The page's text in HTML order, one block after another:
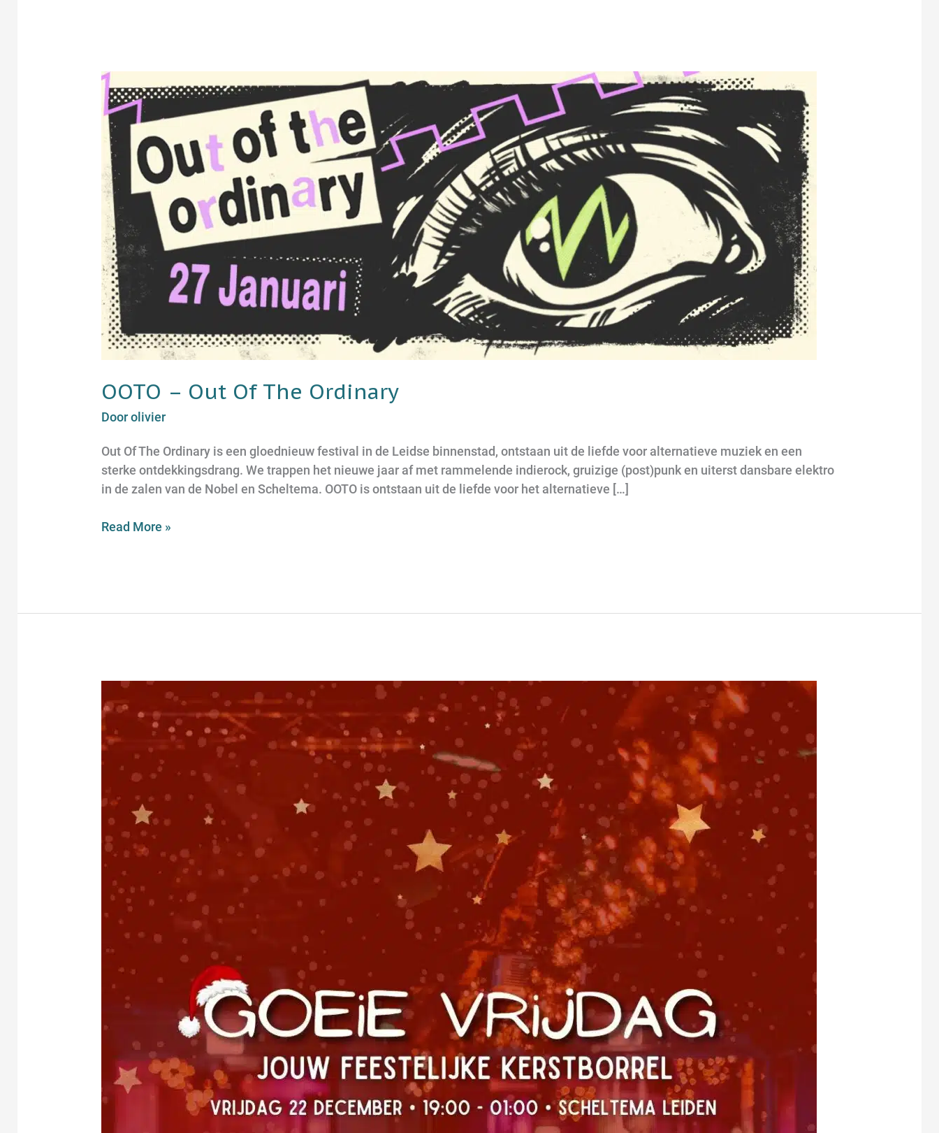
OOTO – Out Of The Ordinary
Doorolivier
Out Of The Ordinary is een gloednieuw festival in de Leidse binnenstad, ontstaan uit de liefde voor alternatieve muziek en een
sterke ontdekkingsdrang. We trappen het nieuwe jaar af met rammelende indierock, gruizige (post)punk en uiterst dansbare elektro
in de zalen van de Nobel en Scheltema. OOTO is ontstaan uit de liefde voor het alternatieve […]
OOTO
–
Out
Of
The
Ordinary
Read More »
Goeie
Vrijdag
Kerst
Special